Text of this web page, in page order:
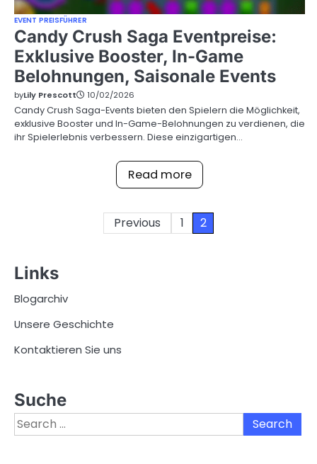
EVENT PREISFÜHRER
Candy Crush Saga Eventpreise:
Exklusive Booster, In-Game
Belohnungen, Saisonale Events
byLily Prescott 10/02/2026
Candy Crush Saga-Events bieten den Spielern die Möglichkeit,
exklusive Booster und In-Game-Belohnungen zu verdienen, die
ihr Spielerlebnis verbessern. Diese einzigartigen…
Read more
Previous 1 2
Links
Blogarchiv
Unsere Geschichte
Kontaktieren Sie uns
Suche
Search
for: